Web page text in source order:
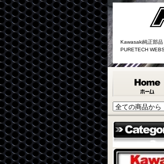
Kawasaki純正部
PURETECH